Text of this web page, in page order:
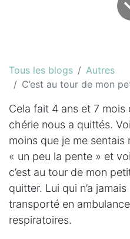
Tous les blogs
Autres
C’est au tour de mon
Cela fait 4 ans et 7 mois
chérie nous a quittés.
moins que je me sentais
« un peu la pente » et
c’est au tour de mon
quitter. Lui qui n’a
transporté en
respiratoires.